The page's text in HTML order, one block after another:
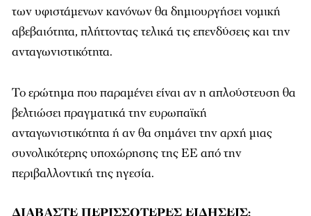
των υφιστάμενων κανόνων θα δημιουργήσει νομική
αβεβαιότητα, πλήττοντας τελικά τις επενδύσεις και την
ανταγωνιστικότητα.
Το ερώτημα που παραμένει είναι αν η απλούστευση θα
βελτιώσει πραγματικά την ευρωπαϊκή
ανταγωνιστικότητα ή αν θα σημάνει την αρχή μιας
συνολικότερης υποχώρησης της ΕΕ από την
περιβαλλοντική της ηγεσία.